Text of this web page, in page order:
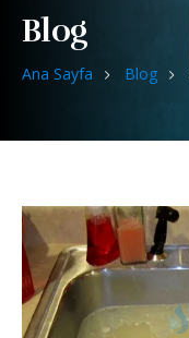
Blog
Ana Sayfa Blog